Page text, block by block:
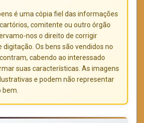
é uma cópia fiel das informações
comitente ou outro órgão
nos o direito de corrigir
digitação. Os bens são vendidos no
cabendo ao interessado
suas características. As imagens
e podem não representar
bem.